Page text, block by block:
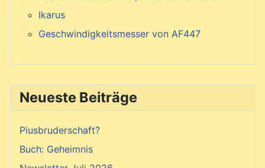
Neueste Beiträge
Piusbruderschaft?
Buch: Geheimnis
Ikarus
Geschwindigkeitsmesser von AF447